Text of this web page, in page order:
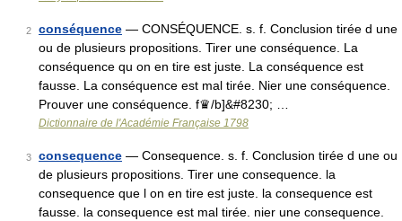
2 conséquence — CONSÉQUENCE. s. f. Conclusion tirée d une
ou de plusieurs propositions. Tirer une conséquence. La
conséquence qu on en tire est juste. La conséquence est
fausse. La conséquence est mal tirée. Nier une conséquence.
Prouver une conséquence. f♛/b]&#8230; …
Dictionnaire de l'Académie Française 1798
3 consequence — Consequence. s. f. Conclusion tirée d une ou
de plusieurs propositions. Tirer une consequence. la
consequence que l on en tire est juste. la consequence est
fausse. la consequence est mal tirée. nier une consequence.